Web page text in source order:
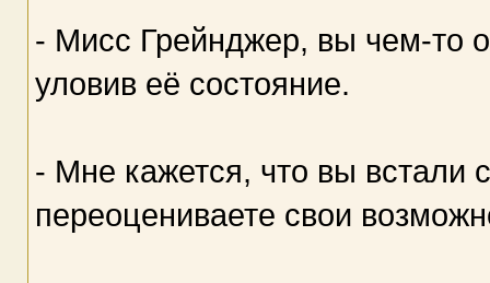
- Мисс Грейнджер, вы чем-то
уловив её состояние.
- Мне кажется, что вы
переоцениваете свои